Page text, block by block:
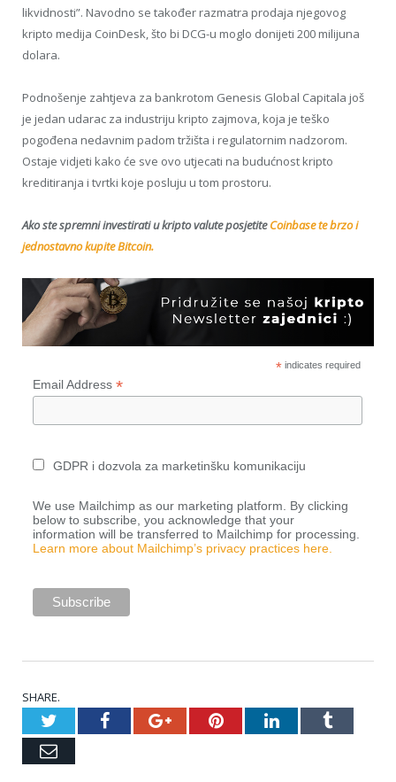
likvidnosti”. Navodno se također razmatra prodaja njegovog
kripto medija CoinDesk, što bi DCG-u moglo donijeti 200 milijuna
dolara.
Podnošenje zahtjeva za bankrotom Genesis Global Capitala još
je jedan udarac za industriju kripto zajmova, koja je teško
pogođena nedavnim padom tržišta i regulatornim nadzorom.
Ostaje vidjeti kako će sve ovo utjecati na budućnost kripto
kreditiranja i tvrtki koje posluju u tom prostoru.
Ako ste spremni investirati u kripto valute posjetiteCoinbase te brzo i
jednostavno kupite Bitcoin.
*indicates required
Email Address *
GDPR i dozvola za marketinšku komunikaciju
We use Mailchimp as our marketing platform. By clicking
below to subscribe, you acknowledge that your
information will be transferred to Mailchimp for processing.
Learn more about Mailchimp’s privacy practices here.
SHARE.
TwitterFacebookGoogle+PinterestLinkedInTumblr
Email